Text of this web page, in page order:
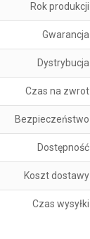
Rok produkcji
Gwarancja
Dystrybucja
Czas na zwrot
Bezpieczeństwo
Dostępność
Koszt dostawy
Czas wysyłki